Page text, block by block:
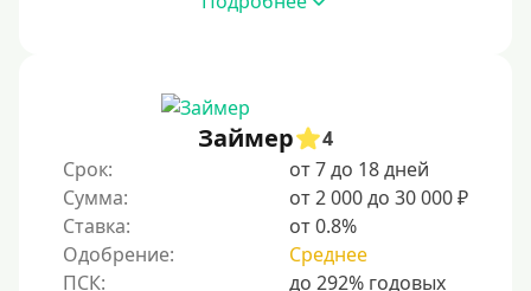
По водительскому удостоверению
Без СНИЛСа
По паспорту
Без паспорта
По фото
Займер
4
Срок:
от 7 до 18 дней
Сумма:
от 2 000 до 30 000 ₽
Ставка:
от 0.8%
Одобрение:
Среднее